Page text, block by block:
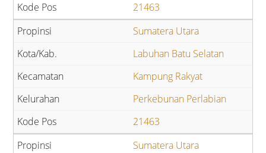
21463
Sumatera Utara
Labuhan Batu Selatan
Kampung Rakyat
Perkebunan Perlabian
21463
Sumatera Utara